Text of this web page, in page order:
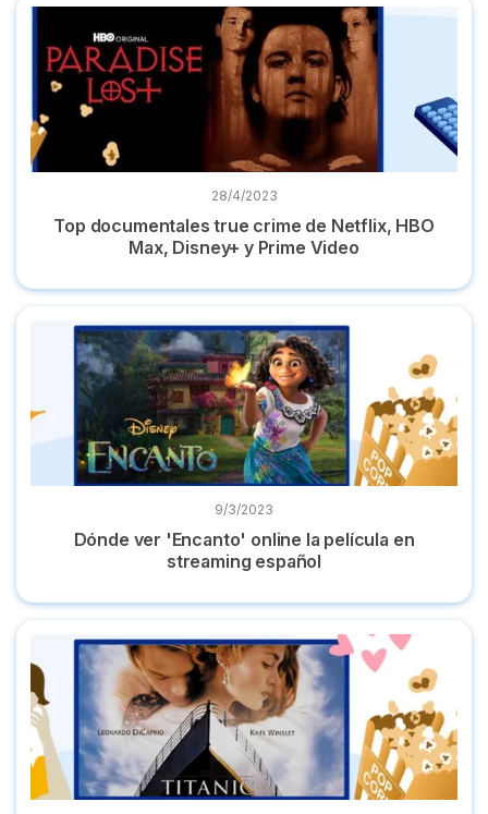
Top documentales true crime de Netflix, HBO Max,
28/4/2023
Top documentales true crime de Netflix, HBO
Max, Disney+ y Prime Video
Dónde ver 'Encanto' online la película en streaming español
9/3/2023
Dónde ver 'Encanto' online la película en
streaming español
Dónde ver 'Titanic' online película completa en castellano